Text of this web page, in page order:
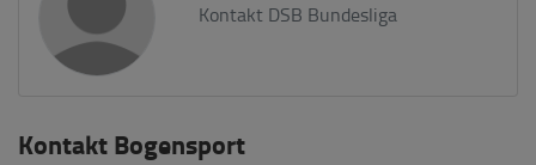
Kontakt DSB Bundesliga
Kontakt Bogensport